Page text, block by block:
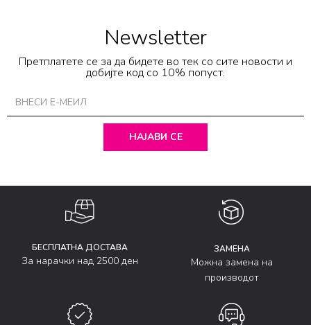
Newsletter
Претплатете се за да бидете во тек со сите новости и
добијте код со 10% попуст.
НАЈАВИ СЕ
БЕСПЛАТНА ДОСТАВА
За нарачки над 2500 ден
ЗАМЕНА
Можна замена на
производот